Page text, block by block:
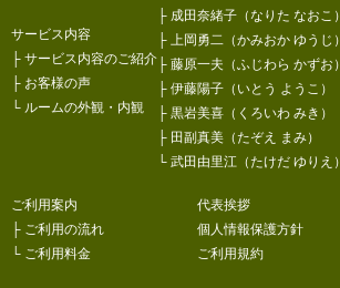
サービス内容
├ サービス内容のご紹介
├ お客様の声
└ ルームの外観・内観
├ 成田奈緒子（なりた なおこ）
├ 上岡勇二（かみおか ゆうじ）
├ 藤原一夫（ふじわら かずお）
├ 伊藤陽子（いとう ようこ）
├ 黒岩美喜（くろいわ みき）
├ 田副真美（たぞえ まみ）
└ 武田由里江（たけだ ゆりえ）
ご利用案内
├ ご利用の流れ
└ ご利用料金
代表挨拶
個人情報保護方針
ご利用規約